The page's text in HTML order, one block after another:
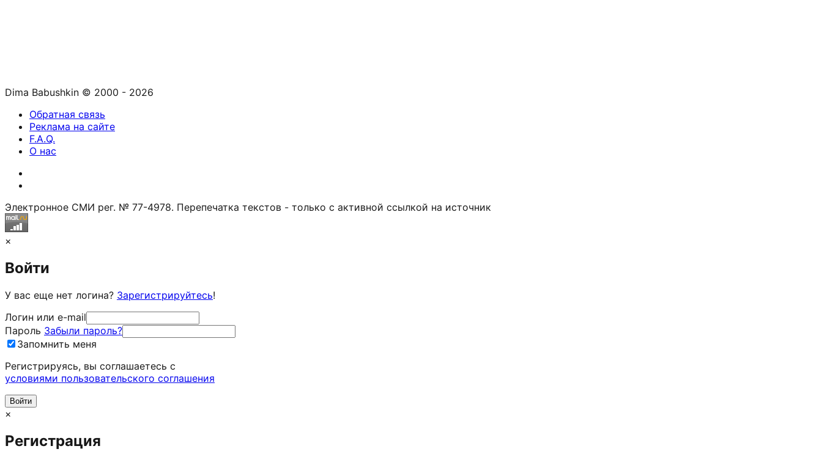
Dima Babushkin © 2000 - 2026
Обратная связь
Реклама на сайте
F.A.Q.
О нас
Электронное СМИ рег. № 77-4978. Перепечатка текстов - только с активной ссылкой на источник
×
Войти
У вас еще нет логина? Зарегистрируйтесь!
Логин или e-mail
Пароль Забыли пароль?
Запомнить меня
Регистрируясь, вы соглашаетесь c
условиями пользовательского соглашения
×
Регистрация